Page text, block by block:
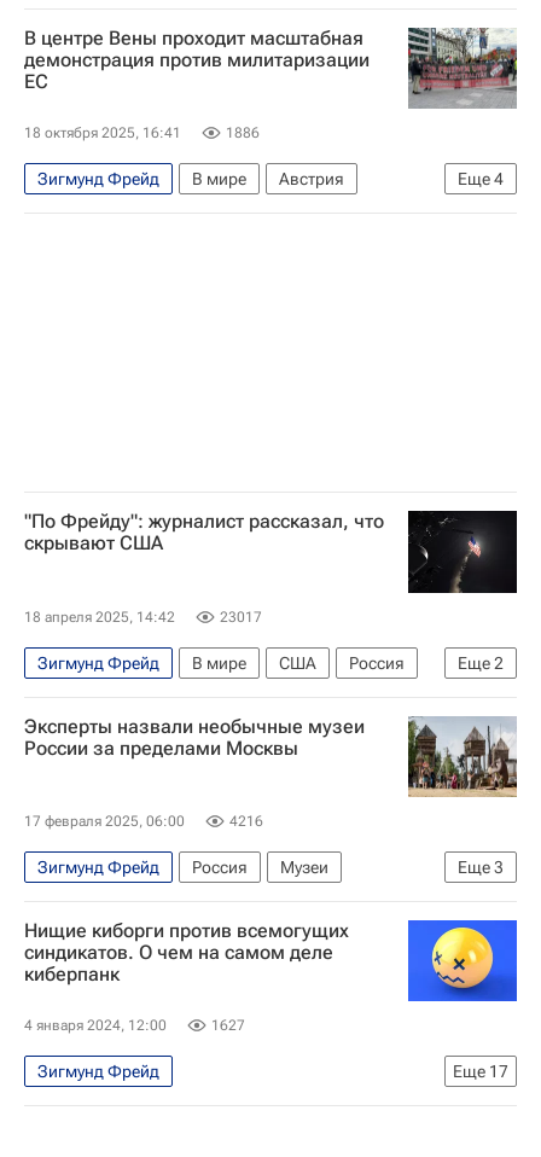
Вена
Нидерланды
В центре Вены проходит масштабная
демонстрация против милитаризации
ЕС
18 октября 2025, 16:41 1886
Еще4
Зигмунд Фрейд В мире
Австрия
Россия
Вена Евросоюз НАТО
"По Фрейду": журналист рассказал, что
скрывают США
18 апреля 2025, 14:42 23017
Еще2
Зигмунд Фрейд В мире США
Россия
Китай
Ансар Алла
Эксперты назвали необычные музеи
России за пределами Москвы
17 февраля 2025, 06:00 4216
Еще3
Зигмунд Фрейд Россия
Музеи
Санкт-Петербург
Новосибирская ГЭС
Мультимедиа – РИА Недвижимость
Нищие киборги против всемогущих
синдикатов. О чем на самом деле
киберпанк
4 января 2024, 12:00 1627
Еще 17
Зигмунд Фрейд
Мы все умрём. Но это не точно
Подкаст